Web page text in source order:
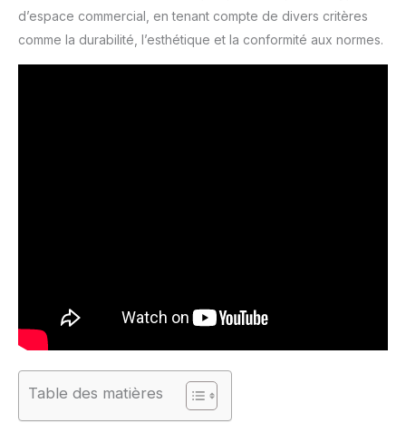
d’espace commercial, en tenant compte de divers critères
comme la durabilité, l’esthétique et la conformité aux normes.
Table des matières